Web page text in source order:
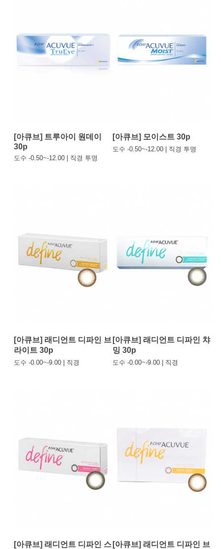
[아큐브] 트루아이 원데이
30p
도수 -0.50~-12.00 | 직경 투명
[아큐브] 모이스트 30p
도수 -0.50~-12.00 | 직경 투명
[아큐브] 래디언트 디파인 브
라이트 30p
도수 -0.00~-9.00 | 직경
[아큐브] 래디언트 디파인 챠
밍 30p
도수 -0.00~-9.00 | 직경
[아큐브] 래디언트 디파인 스 [아큐브] 래디언트 디파인 브